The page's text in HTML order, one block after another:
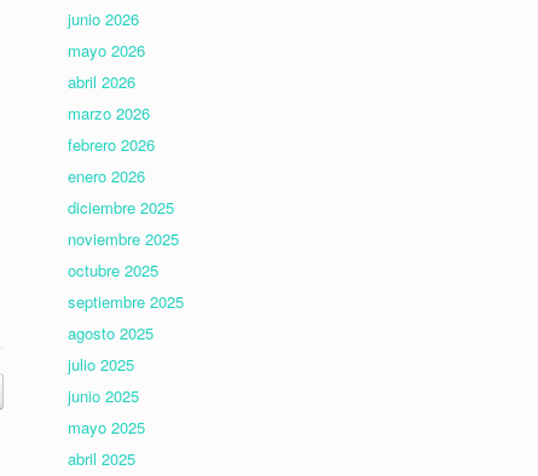
junio 2026
mayo 2026
abril 2026
marzo 2026
febrero 2026
enero 2026
diciembre 2025
noviembre 2025
octubre 2025
septiembre 2025
agosto 2025
julio 2025
junio 2025
mayo 2025
abril 2025